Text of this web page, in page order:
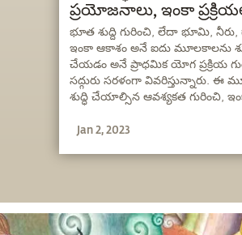
ప్రయోజనాలు, ఇంకా
సమగ్ర సూచిక
భూత శుద్ది గురించి, లేదా భూమి, నీరు,
ఇంకా ఆకాశం అనే ఐదు మూలకాలను
చేయడం అనే ప్రాధమిక యోగ ప్రక్రియ
సద్గురు సరళంగా వివరిస్తున్నారు. ఈ
శుద్ధి చేయాల్సిన ఆవశ్యకత గురించి,
అన్నదాని గురించి కూడా వివరిస్తున్నారు.
Jan 2, 2023